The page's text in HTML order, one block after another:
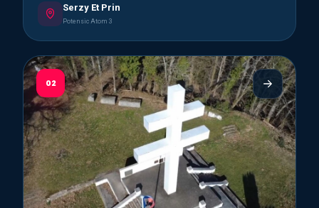
Serzy Et Prin
Potensic Atom 3
02